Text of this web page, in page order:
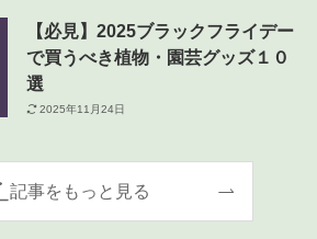
【必見】2025ブラックフライデー
で買うべき植物・園芸グッズ１０
選
2025年11月24日
記事をもっと見る